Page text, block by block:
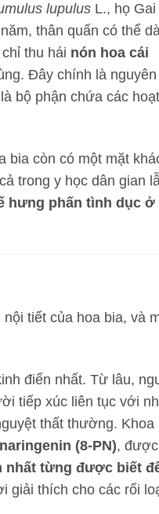
lupulusL., họ Gai
thân quấn có thể
thu hái nón hoa cái
Đây chính là nguyên
bộ phận chứa các hoạt
bia còn có một mặt
trong y học dân gian
hưng phấn tình dục ở
tiết của hoa bia, và
điển nhất. Từ lâu,
tiếp xúc liên tục với
thất thường. Khoa
(8-PN), được
nhất từng được biết
giải thích cho các rối